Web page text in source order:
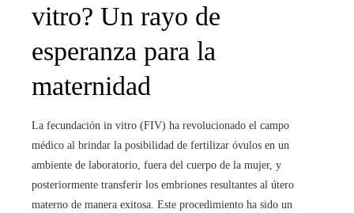
vitro? Un rayo de
esperanza para la
maternidad
La fecundación in vitro (FIV) ha revolucionado el campo
médico al brindar la posibilidad de fertilizar óvulos en un
ambiente de laboratorio, fuera del cuerpo de la mujer, y
posteriormente transferir los embriones resultantes al útero
materno de manera exitosa. Este procedimiento ha sido un